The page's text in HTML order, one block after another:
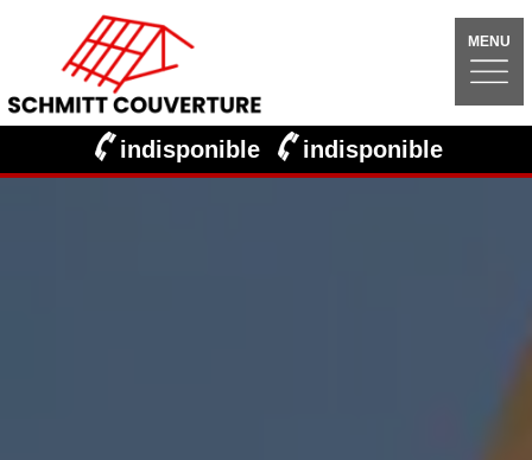
MENU
indisponible indisponible